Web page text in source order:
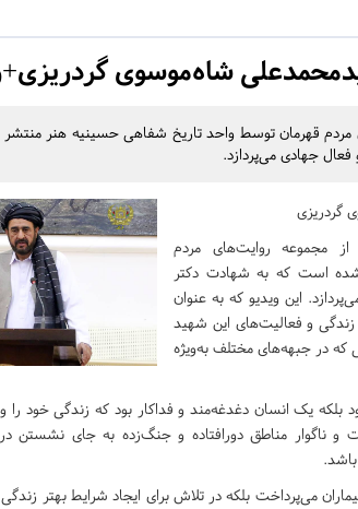
شاه‌موسوی
مردم قهرمان توسط واحد تاریخ شفاهی حسینیه هنر
جهادی می‌پردازد.
گردریزی
از مجموعه روایت‌های مردم
است که به شهادت دکتر
این ویدیو که به عنوان
و فعالیت‌های این شهید
که در جبهه‌های مختلف به‌ویژه
یک انسان دغدغه‌مند و فداکار بود که زندگی خود
ناگوار مناطق دورافتاده و جنگ‌زده به جای نشستن
می‌پرداخت بلکه در تلاش برای ایجاد شرایط بهتر زندگی